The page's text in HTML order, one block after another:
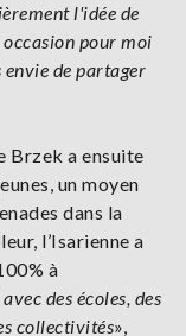
l'idée de
pour moi
de partager
Brzek a ensuite
un moyen
dans la
l’Isarienne a
à
des écoles, des
collectivités»,